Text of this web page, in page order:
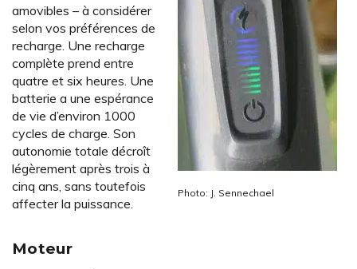
Photo: J. Sennechael
amovibles – à considérer
selon vos préférences de
recharge. Une recharge
complète prend entre
quatre et six heures. Une
batterie a une espérance
de vie d’environ 1000
cycles de charge. Son
autonomie totale décroît
légèrement après trois à
cinq ans, sans toutefois
affecter la puissance.
Moteur